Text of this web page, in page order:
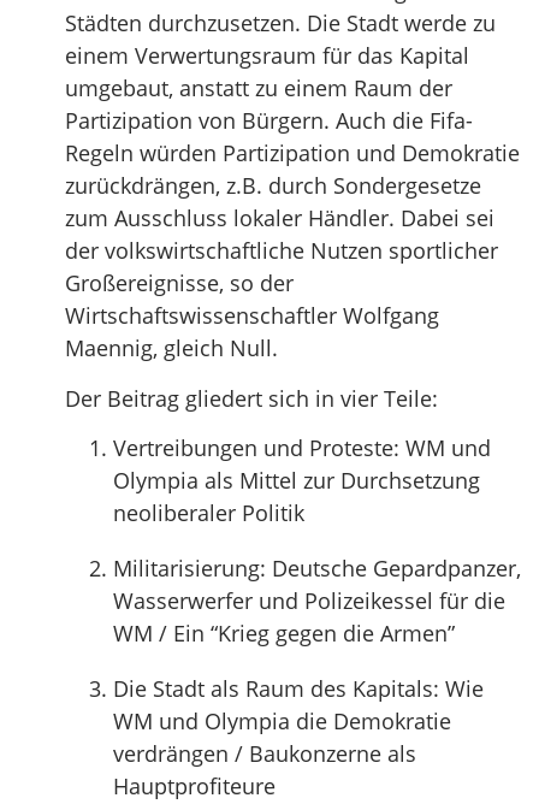
Städten durchzusetzen. Die Stadt werde zu
einem Verwertungsraum für das Kapital
umgebaut, anstatt zu einem Raum der
Partizipation von Bürgern. Auch die Fifa-
Regeln würden Partizipation und Demokratie
zurückdrängen, z.B. durch Sondergesetze
zum Ausschluss lokaler Händler. Dabei sei
der volkswirtschaftliche Nutzen sportlicher
Großereignisse, so der
Wirtschaftswissenschaftler Wolfgang
Maennig, gleich Null.
Der Beitrag gliedert sich in vier Teile:
Vertreibungen und Proteste: WM und
Olympia als Mittel zur Durchsetzung
neoliberaler Politik
Militarisierung: Deutsche Gepardpanzer,
Wasserwerfer und Polizeikessel für die
WM / Ein “Krieg gegen die Armen”
Die Stadt als Raum des Kapitals: Wie
WM und Olympia die Demokratie
verdrängen / Baukonzerne als
Hauptprofiteure